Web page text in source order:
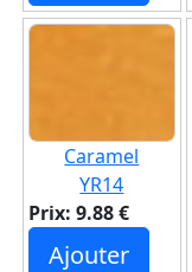
Caramel
YR14
Prix: 9.88 €
Ajouter